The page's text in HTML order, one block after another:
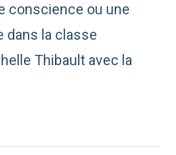
conscience ou une
dans la classe
Thibault avec la